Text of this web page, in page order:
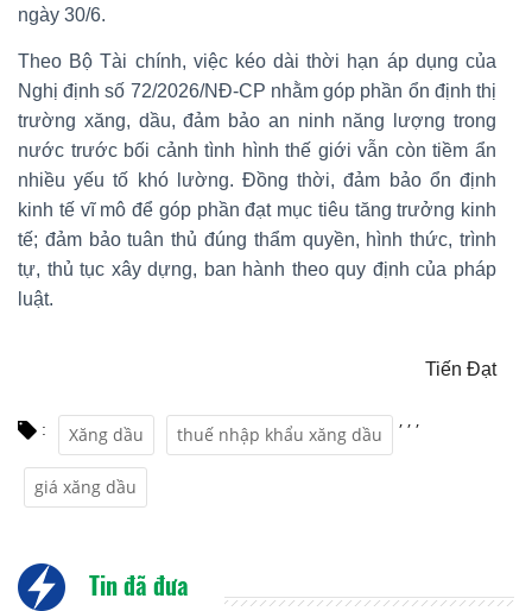
ngày 30/6.
Theo Bộ Tài chính, việc kéo dài thời hạn áp dụng của
Nghị định số 72/2026/NĐ-СР nhằm góp phần ổn định thị
trường xăng, dầu, đảm bảo an ninh năng lượng trong
nước trước bối cảnh tình hình thế giới vẫn còn tiềm ẩn
nhiều yếu tố khó lường. Đồng thời, đảm bảo ổn định
kinh tế vĩ mô để góp phần đạt mục tiêu tăng trưởng kinh
tế; đảm bảo tuân thủ đúng thẩm quyền, hình thức, trình
tự, thủ tục xây dựng, ban hành theo quy định của pháp
luật.
Tiến Đạt
: Xăng dầu
,
thuế nhập khẩu xăng dầu
,
giá xăng dầu
,
Tin đã đưa